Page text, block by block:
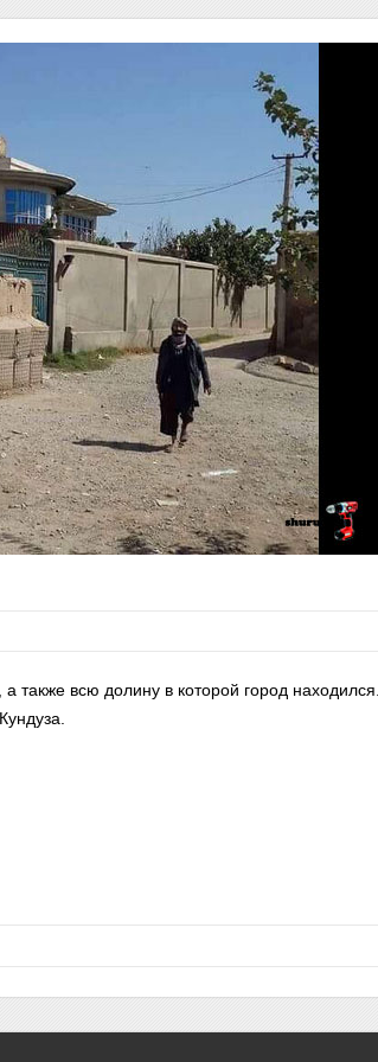
также всю долину в которой город